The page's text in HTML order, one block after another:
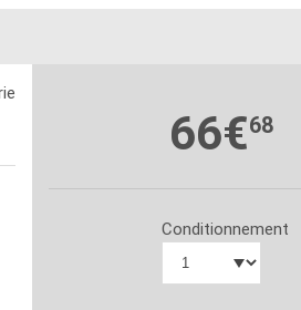
66€68
Conditionnement